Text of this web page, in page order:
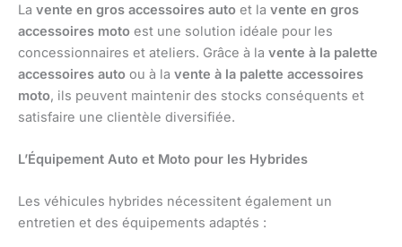
La vente en gros accessoires auto et la vente en gros
accessoires moto est une solution idéale pour les
concessionnaires et ateliers. Grâce à la vente à la palette
accessoires auto ou à la vente à la palette accessoires
moto, ils peuvent maintenir des stocks conséquents et
satisfaire une clientèle diversifiée.
L’Équipement Auto et Moto pour les Hybrides
Les véhicules hybrides nécessitent également un
entretien et des équipements adaptés :